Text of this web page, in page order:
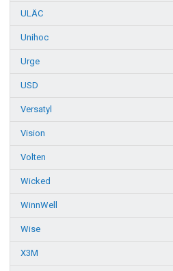
ULÄC
Unihoc
Urge
USD
Versatyl
Vision
Volten
Wicked
WinnWell
Wise
X3M